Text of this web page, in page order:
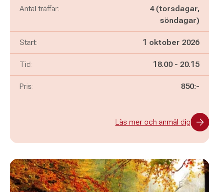
Antal träffar:
4 (torsdagar,
söndagar)
Start: 1 oktober 2026
Tid: Pågår mellan
18.00 - och
20.15
Pris: 850:-
Läs mer och anmäl dig